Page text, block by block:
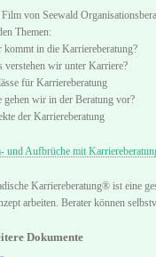
von Seewald
Themen:
kommt in die Karriereberatung?
verstehen wir unter Karriere?
für Karriereberatung
gehen wir in der Beratung vor?
der Karriereberatung
und Aufbrüche mit
Karriereberatung® ist eine
arbeiten. Berater können
Dokumente